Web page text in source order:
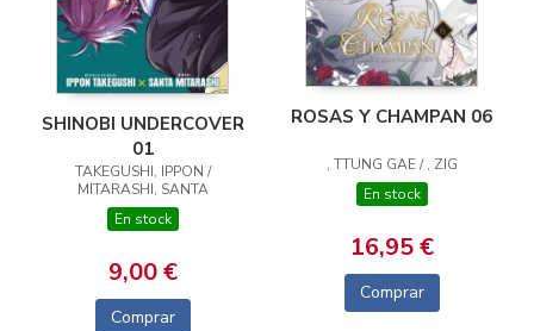
SHINOBI UNDERCOVER
01
TAKEGUSHI, IPPON /
MITARASHI, SANTA
En stock
9,00 €
Comprar
ROSAS Y CHAMPAN 06
, TTUNG GAE / , ZIG
En stock
16,95 €
Comprar